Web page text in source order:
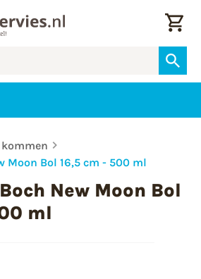
Moon Bol 16,5 cm - 500 ml
New Moon Bol
ml